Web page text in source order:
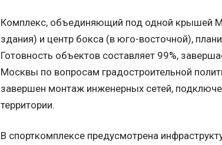
Комплекс, объединяющий под одной крышей
здания) и центр бокса (в юго-восточной),
Готовность объектов составляет 99%,
Москвы по вопросам градостроительной
завершен монтаж инженерных сетей,
территории.
В спорткомплексе предусмотрена